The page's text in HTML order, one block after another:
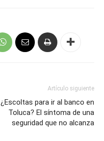
Artículo siguiente
¿Escoltas para ir al banco en
Toluca? El síntoma de una
seguridad que no alcanza